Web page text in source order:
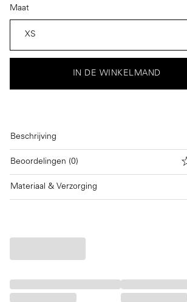
Maat
XS
IN DE WINKELMAND
Beschrijving
Beoordelingen (0)
Materiaal & Verzorging